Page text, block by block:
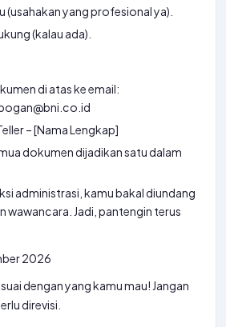
(usahakan yang profesional ya).
(kalau ada).
di atas ke email:
– [Nama Lengkap]
dokumen dijadikan satu dalam
administrasi, kamu bakal diundang
wawancara. Jadi, pantengin terus
2026
dengan yang kamu mau! Jangan
direvisi.